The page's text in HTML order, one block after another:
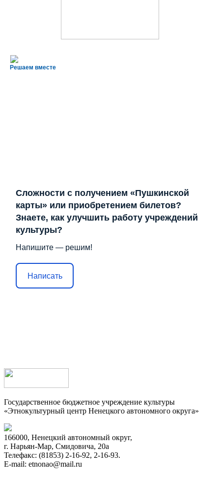
Решаем вместе
Сложности с получением «Пушкинской
карты» или приобретением билетов?
Знаете, как улучшить работу учреждений
культуры?
Напишите — решим!
Написать
Государственное бюджетное учреждение культуры
«Этнокультурный центр Ненецкого автономного округа»
166000, Ненецкий автономный округ,
г. Нарьян-Мар, Смидовича, 20а
Телефакс: (81853) 2-16-92, 2-16-93.
E-mail: etnonao@mail.ru